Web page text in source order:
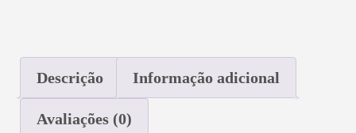
Descrição Informação adicional
Avaliações (0)